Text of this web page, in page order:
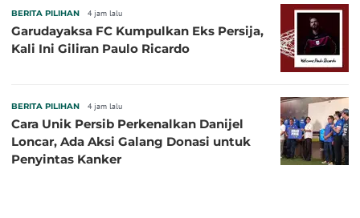
BERITA PILIHAN 4 jam lalu
Garudayaksa FC Kumpulkan Eks Persija,
Kali Ini Giliran Paulo Ricardo
BERITA PILIHAN 4 jam lalu
Cara Unik Persib Perkenalkan Danijel
Loncar, Ada Aksi Galang Donasi untuk
Penyintas Kanker